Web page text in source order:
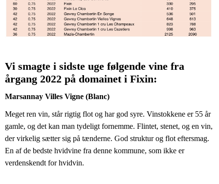
Vi smagte i sidste uge følgende vine fra
årgang 2022 på domainet i Fixin:
Marsannay Villes Vigne (Blanc)
Meget ren vin, står rigtig flot og har god syre. Vinstokkene er 55 år
gamle, og det kan man tydeligt fornemme. Flintet, stenet, og en vin,
der virkelig sætter sig på tænderne. God struktur og flot eftersmag.
En af de bedste hvidvine fra denne kommune, som ikke er
verdenskendt for hvidvin.